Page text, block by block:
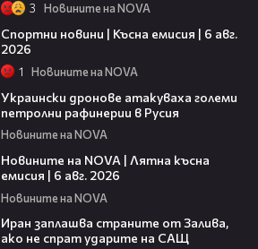
3 Новините на NOVA
Спортни новини | Късна емисия | 6 авг.
2026
1 Новините на NOVA
Украински дронове атакуваха големи
петролни рафинерии в Русия
Новините на NOVA
Новините на NOVA | Лятна късна
емисия | 6 авг. 2026
Новините на NOVA
Иран заплашва страните от Залива,
ако не спрат ударите на САЩ